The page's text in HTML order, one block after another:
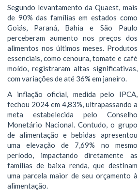
Segundo levantamento da Quaest, mais
de 90% das famílias em estados como
Goiás, Paraná, Bahia e São Paulo
perceberam aumento nos preços dos
alimentos nos últimos meses. Produtos
essenciais, como cenoura, tomate e café
moído, registraram altas significativas,
com variações de até 36% em janeiro.
A inflação oficial, medida pelo IPCA,
fechou 2024 em 4,83%, ultrapassando a
meta estabelecida pelo Conselho
Monetário Nacional. Contudo, o grupo
de alimentação e bebidas apresentou
uma elevação de 7,69% no mesmo
período, impactando diretamente as
famílias de baixa renda, que destinam
uma parcela maior de seu orçamento à
alimentação.